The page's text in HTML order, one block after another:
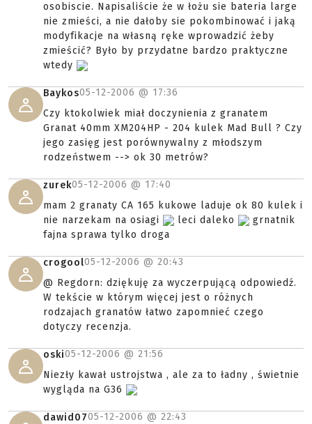
osobiscie. Napisaliście że w łożu sie bateria large
nie zmieści, a nie dałoby sie pokombinować i jaką
modyfikacje na własną ręke wprowadzić żeby
zmieścić? Było by przydatne bardzo praktyczne
wtedy
Baykos05-12-2006 @ 17:36
Czy ktokolwiek miał doczynienia z granatem
Granat 40mm XM204HP - 204 kulek Mad Bull ? Czy
jego zasięg jest porównywalny z młodszym
rodzeństwem --> ok 30 metrów?
zurek05-12-2006 @ 17:40
mam 2 granaty CA 165 kukowe laduje ok 80 kulek i
nie narzekam na osiagi
leci daleko
grnatnik
fajna sprawa tylko droga
crogool05-12-2006 @ 20:43
@ Regdorn: dziękuję za wyczerpującą odpowiedź.
W tekście w którym więcej jest o różnych
rodzajach granatów łatwo zapomnieć czego
dotyczy recenzja.
oski05-12-2006 @ 21:56
Niezły kawał ustrojstwa , ale za to ładny , świetnie
wygląda na G36
dawid0705-12-2006 @ 22:43